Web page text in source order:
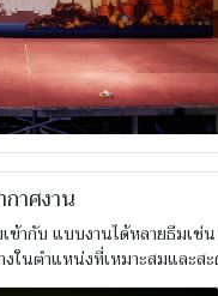
าศงาน
ข้ากับ แบบงานได้หลายธีมเ
นตำแหน่งที่เหมาะสมและสะ